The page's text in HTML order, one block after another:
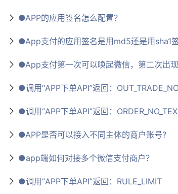
●APP的应用签名怎么配置？
●App支付的应用签名是用md5还是用sha1签
●App支付第一次可以唤起微信，第二次出
●调用“APP下单API”返回：
●调用“APP下单API”返回：
●APP是否可以接入不同主体的商户账号?
●app端如何对接多个微信支付商户？
●调用“APP下单API”返回：RULE_LIMIT